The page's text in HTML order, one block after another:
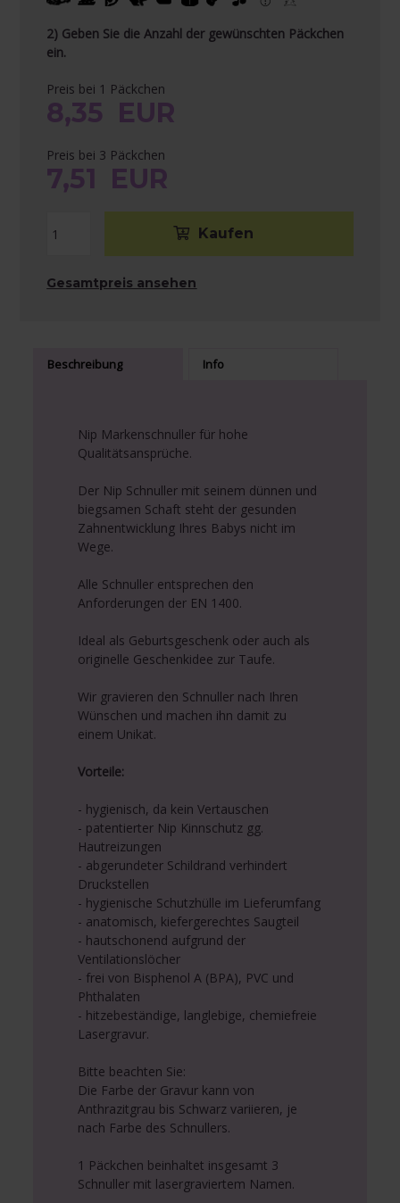
2) Geben Sie die Anzahl der gewünschten Päckchen
ein.
Preis bei 1 Päckchen
8,35 EUR
Preis bei 3 Päckchen
7,51 EUR
Gesamtpreis ansehen
Beschreibung Info
Nip Markenschnuller für hohe
Qualitätsansprüche.
Der Nip Schnuller mit seinem dünnen und
biegsamen Schaft steht der gesunden
Zahnentwicklung Ihres Babys nicht im
Wege.
Alle Schnuller entsprechen den
Anforderungen der EN 1400.
Ideal als Geburtsgeschenk oder auch als
originelle Geschenkidee zur Taufe.
Wir gravieren den Schnuller nach Ihren
Wünschen und machen ihn damit zu
einem Unikat.
Vorteile:
- hygienisch, da kein Vertauschen
- patentierter Nip Kinnschutz gg.
Hautreizungen
- abgerundeter Schildrand verhindert
Druckstellen
- hygienische Schutzhülle im Lieferumfang
- anatomisch, kiefergerechtes Saugteil
- hautschonend aufgrund der
Ventilationslöcher
- frei von Bisphenol A (BPA), PVC und
Phthalaten
- hitzebeständige, langlebige, chemiefreie
Lasergravur.
Bitte beachten Sie:
Die Farbe der Gravur kann von
Anthrazitgrau bis Schwarz variieren, je
nach Farbe des Schnullers.
1 Päckchen beinhaltet insgesamt 3
Schnuller mit lasergraviertem Namen.